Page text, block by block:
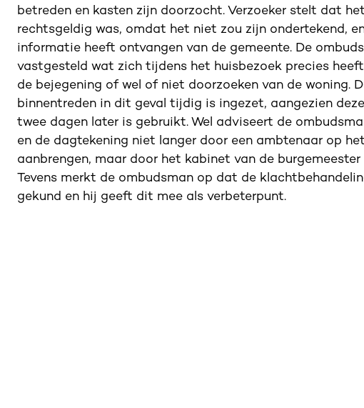
betreden en kasten zijn doorzocht. Verzoeker stelt dat
rechtsgeldig was, omdat het niet zou zijn ondertekend,
informatie heeft ontvangen van de gemeente. De
vastgesteld wat zich tijdens het huisbezoek precies
de bejegening of wel of niet doorzoeken van de
binnentreden in dit geval tijdig is ingezet, aangezien
twee dagen later is gebruikt. Wel adviseert de
en de dagtekening niet langer door een ambtenaar op
aanbrengen, maar door het kabinet van de
Tevens merkt de ombudsman op dat de
gekund en hij geeft dit mee als verbeterpunt.